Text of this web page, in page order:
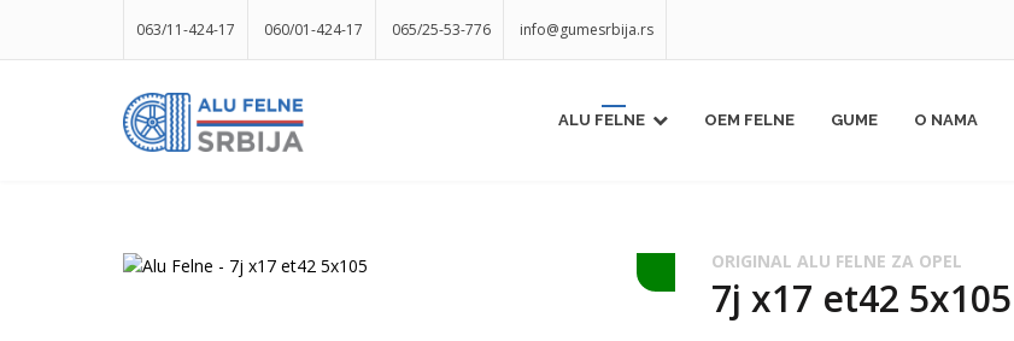
063/11-424-17 060/01-424-17 065/25-53-776 info@gumesrbija.rs
ALU FELNE OEM FELNE GUME O NAMA
ORIGINAL ALU FELNE ZA OPEL
7j x17 et42 5x105